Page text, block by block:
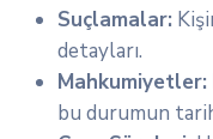
Suçlamalar:
detayları.
Mahkumiyetler:
bu durumun